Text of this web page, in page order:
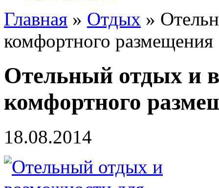
Главная » Отдых »
комфортного размещения
Отельный отдых и
комфортного
18.08.2014